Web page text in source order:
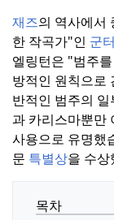
재즈의 역사에서
한 작곡가"인 군
엘링턴은 "범주
방적인 원칙으로
반적인 범주의
과 카리스마뿐만
사용으로 유명했
문 특별상을 수상
목차